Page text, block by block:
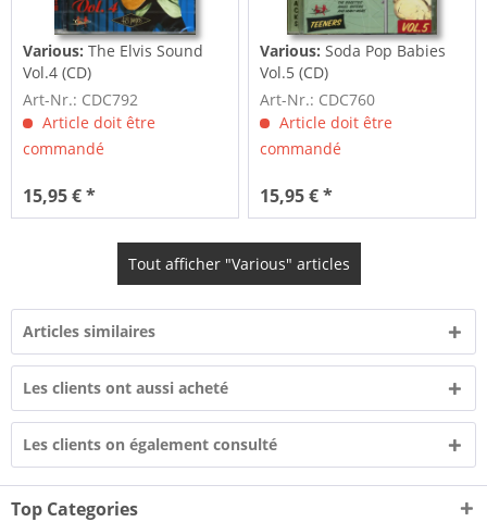
Various:The Elvis Sound
Vol.4 (CD)
Art-Nr.: CDC792
Article doit être
commandé
15,95 € *
Various:Soda Pop Babies
Vol.5 (CD)
Art-Nr.: CDC760
Article doit être
commandé
15,95 € *
Tout afficher "Various" articles
Articles similaires
Les clients ont aussi acheté
Les clients on également consulté
Top Categories